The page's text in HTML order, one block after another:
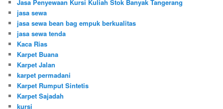
Jasa Penyewaan Kursi Kuliah Stok Banyak Tangerang
jasa sewa
jasa sewa bean bag empuk berkualitas
jasa sewa tenda
Kaca Rias
Karpet Buana
Karpet Jalan
karpet permadani
Karpet Rumput Sintetis
Karpet Sajadah
kursi